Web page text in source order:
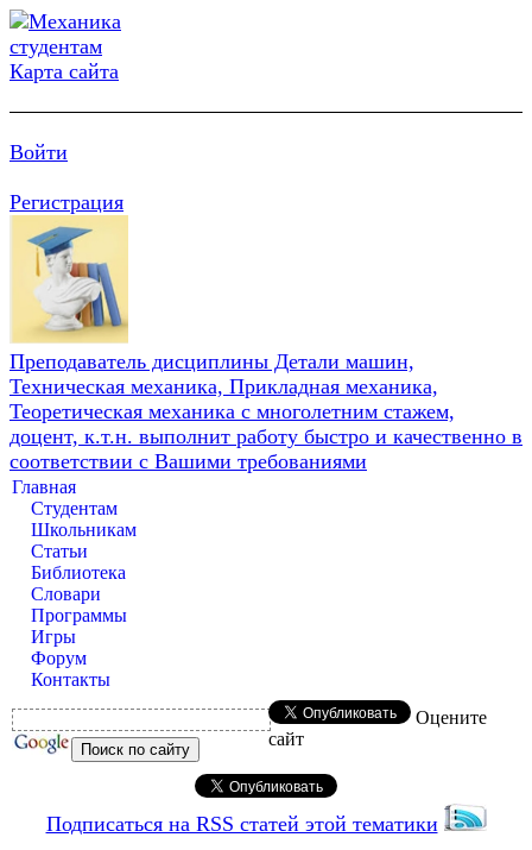
Карта сайта
Войти
Регистрация
Преподаватель дисциплины Детали машин,
Техническая механика, Прикладная механика,
Теоретическая механика с многолетним стажем,
доцент, к.т.н. выполнит работу быстро и качественно в
соответствии с Вашими требованиями
Главная
Студентам
Школьникам
Статьи
Библиотека
Словари
Программы
Игры
Форум
Контакты
Оцените
сайт
Подписаться на RSS статей этой тематики